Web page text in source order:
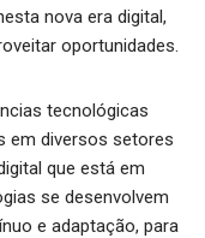
nova era digital,
oportunidades.
tecnológicas
em diversos setores
que está em
se desenvolvem
e adaptação, para